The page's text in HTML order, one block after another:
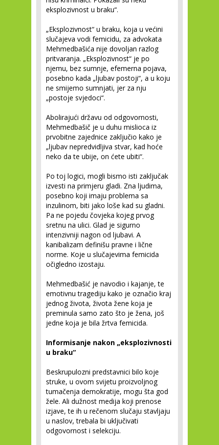
eksplozivnost u braku“.
„Eksplozivnost“ u braku, koja u većini
slučajeva vodi femicidu, za advokata
Mehmedbašića nije dovoljan razlog
pritvaranja. „Eksplozivnost“ je po
njemu, bez sumnje, efemerna pojava,
posebno kada „ljubav postoji“, a u koju
ne smijemo sumnjati, jer za nju
„postoje svjedoci“.
Abolirajući državu od odgovornosti,
Mehmedbašič je u duhu mislioca iz
prvobitne zajednice zaključio kako je
„ljubav nepredvidljiva stvar, kad hoće
neko da te ubije, on ćete ubiti“.
Po toj logici, mogli bismo isti zaključak
izvesti na primjeru gladi. Zna ljudima,
posebno koji imaju problema sa
inzulinom, biti jako loše kad su gladni.
Pa ne pojedu čovjeka kojeg prvog
sretnu na ulici. Glad je sigurno
intenzivniji nagon od ljubavi. A
kanibalizam definišu pravne i lične
norme. Koje u slučajevima femicida
očigledno izostaju.
Mehmedbašić je navodio i kajanje, te
emotivnu tragediju kako je označio kraj
jednog života, života žene koja je
preminula samo zato što je žena, još
jedne koja je bila žrtva femicida.
Informisanje nakon „eksplozivnosti
u braku“
Beskrupulozni predstavnici bilo koje
struke, u ovom svijetu proizvoljnog
tumačenja demokratije, mogu šta god
žele. Ali dužnost medija koji prenose
izjave, te ih u rečenom slučaju stavljaju
u naslov, trebala bi uključivati
odgovornost i selekciju.